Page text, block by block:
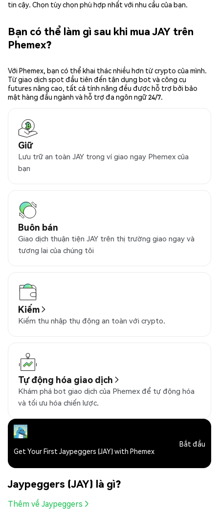
tin cậy. Chọn tùy chọn phù hợp nhất với nhu cầu của bạn.
Bạn có thể làm gì sau khi mua JAY trên
Phemex?
Với Phemex, bạn có thể khai thác nhiều hơn từ crypto của mình.
Từ giao dịch spot đầu tiên đến tận dụng bot và công cụ
futures nâng cao, tất cả tính năng đều được hỗ trợ bởi bảo
mật hàng đầu ngành và hỗ trợ đa ngôn ngữ 24/7.
Giữ
Lưu trữ an toàn JAY trong ví giao ngay Phemex của
bạn
Buôn bán
Giao dịch thuận tiện JAY trên thị trường giao ngay và
tương lai của chúng tôi
Kiếm
Kiếm thu nhập thụ động an toàn với crypto.
Tự động hóa giao dịch
Khám phá bot giao dịch của Phemex để tự động hóa
và tối ưu hóa chiến lược.
Get Your First Jaypeggers (JAY) with Phemex
Bắt đầu
Jaypeggers (JAY) là gì?
Thêm về Jaypeggers